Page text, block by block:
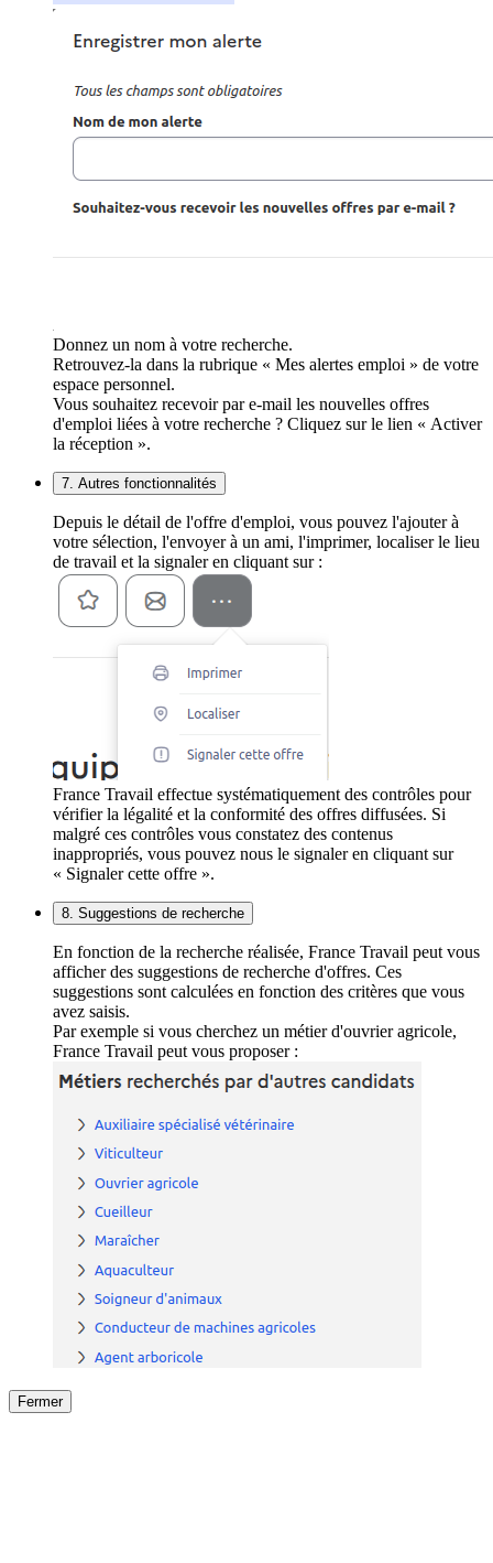
Donnez un nom à votre recherche.
Retrouvez-la dans la rubrique « Mes alertes emploi » de votre
espace personnel.
Vous souhaitez recevoir par e-mail les nouvelles offres
d'emploi liées à votre recherche ? Cliquez sur le lien « Activer
la réception ».
7. Autres fonctionnalités
Depuis le détail de l'offre d'emploi, vous pouvez l'ajouter à
votre sélection, l'envoyer à un ami, l'imprimer, localiser le lieu
de travail et la signaler en cliquant sur :
France Travail effectue systématiquement des contrôles pour
vérifier la légalité et la conformité des offres diffusées. Si
malgré ces contrôles vous constatez des contenus
inappropriés, vous pouvez nous le signaler en cliquant sur
« Signaler cette offre ».
8. Suggestions de recherche
En fonction de la recherche réalisée, France Travail peut vous
afficher des suggestions de recherche d'offres. Ces
suggestions sont calculées en fonction des critères que vous
avez saisis.
Par exemple si vous cherchez un métier d'ouvrier agricole,
France Travail peut vous proposer :
Fermer